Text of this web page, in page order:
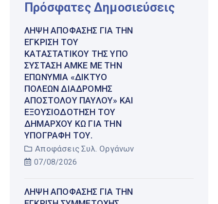
Πρόσφατες Δημοσιεύσεις
ΛΉΨΗ ΑΠΌΦΑΣΗΣ ΓΙΑ ΤΗΝ
ΈΓΚΡΙΣΗ ΤΟΥ
ΚΑΤΑΣΤΑΤΙΚΟΎ ΤΗΣ ΥΠΌ
ΣΎΣΤΑΣΗ ΑΜΚΕ ΜΕ ΤΗΝ
ΕΠΩΝΥΜΊΑ «ΔΊΚΤΥΟ
ΠΌΛΕΩΝ ΔΙΑΔΡΟΜΉΣ
ΑΠΟΣΤΌΛΟΥ ΠΑΎΛΟΥ» ΚΑΙ
ΕΞΟΥΣΙΟΔΌΤΗΣΗ ΤΟΥ
ΔΗΜΆΡΧΟΥ ΚΩ ΓΙΑ ΤΗΝ
ΥΠΟΓΡΑΦΉ ΤΟΥ.
Αποφάσεις Συλ. Οργάνων
07/08/2026
ΛΉΨΗ ΑΠΌΦΑΣΗΣ ΓΙΑ ΤΗΝ